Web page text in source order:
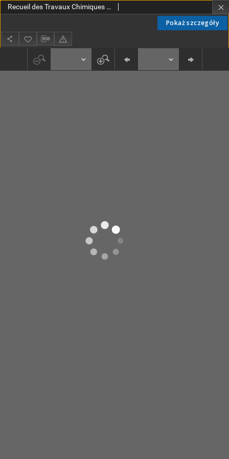
Pokaż szczegóły
Recueil des Travaux Chimiques des Pays-Bas et de la Belgique T. 23 (1904) [DJVU]